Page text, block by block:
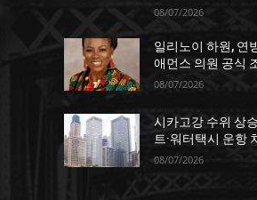
08/07/2026
일리노이 하원, 연
애먼스 의원 공식
08/07/2026
시카고강 수위 상
트·워터택시 운항
08/07/2026